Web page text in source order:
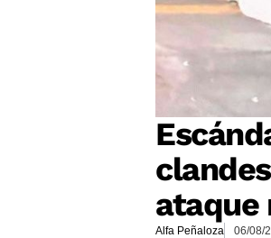
ataque
Alfa Peñaloza 06/08/